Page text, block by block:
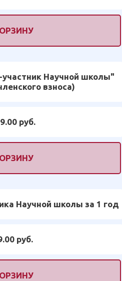
Научной школы"
взноса)
руб.
Научной школы за 1 год
руб.